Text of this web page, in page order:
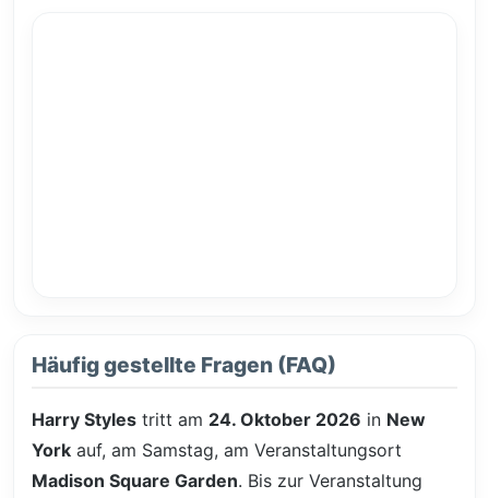
Häufig gestellte Fragen (FAQ)
Harry Styles tritt am 24. Oktober 2026 in New
York auf, am Samstag, am Veranstaltungsort
Madison Square Garden. Bis zur Veranstaltung